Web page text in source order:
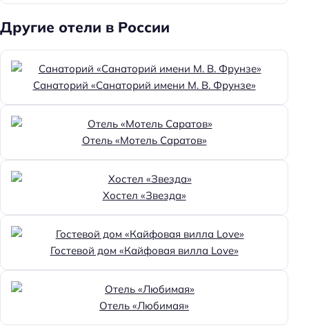
Другие отели в России
Санаторий «Санаторий имени М. В. Фрунзе»
Отель «Мотель Саратов»
Хостел «Звезда»
Гостевой дом «Кайфовая вилла Love»
Отель «Любимая»